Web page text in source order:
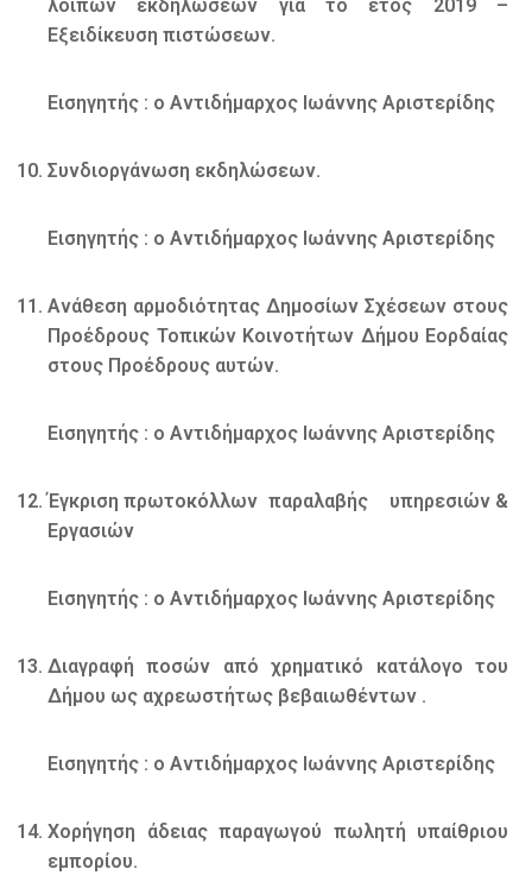
λοιπών εκδηλώσεων για το έτος 2019 –
Εξειδίκευση πιστώσεων.
Εισηγητής : ο Αντιδήμαρχος Ιωάννης Αριστερίδης
Συνδιοργάνωση εκδηλώσεων.
Εισηγητής : ο Αντιδήμαρχος Ιωάννης Αριστερίδης
Ανάθεση αρμοδιότητας Δημοσίων Σχέσεων στους
Προέδρους Τοπικών Κοινοτήτων Δήμου Εορδαίας
στους Προέδρους αυτών.
Εισηγητής : ο Αντιδήμαρχος Ιωάννης Αριστερίδης
Έγκριση πρωτοκόλλων παραλαβής υπηρεσιών &
Εργασιών
Εισηγητής : ο Αντιδήμαρχος Ιωάννης Αριστερίδης
Διαγραφή ποσών από χρηματικό κατάλογο του
Δήμου ως αχρεωστήτως βεβαιωθέντων .
Εισηγητής : ο Αντιδήμαρχος Ιωάννης Αριστερίδης
Χορήγηση άδειας παραγωγού πωλητή υπαίθριου
εμπορίου.